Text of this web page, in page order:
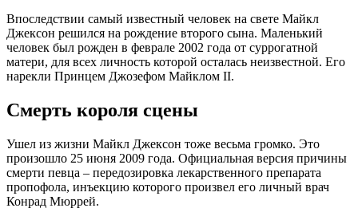
Впоследствии самый известный человек на свете Майкл
Джексон решился на рождение второго сына. Маленький
человек был рожден в феврале 2002 года от суррогатной
матери, для всех личность которой осталась неизвестной. Его
нарекли Принцем Джозефом Майклом II.
Смерть короля сцены
Ушел из жизни Майкл Джексон тоже весьма громко. Это
произошло 25 июня 2009 года. Официальная версия причины
смерти певца – передозировка лекарственного препарата
пропофола, инъекцию которого произвел его личный врач
Конрад Мюррей.